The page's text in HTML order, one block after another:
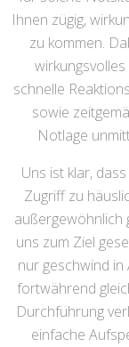
Ihnen zügig,
zu kommen.
schnelle
sowie
Notlage
Uns ist klar,
Zugriff zu
außergewöhnlich
uns zum Ziel
nur geschwind
fortwährend
Durchführung
einfache